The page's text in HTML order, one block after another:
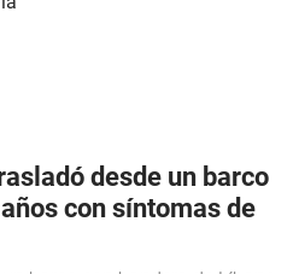
desde un barco
con síntomas de